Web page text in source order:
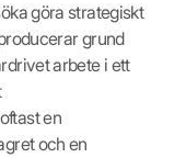
göra strategiskt
grund
arbete i ett
en
och en